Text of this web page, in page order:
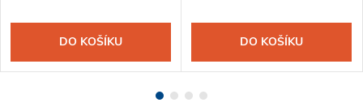
DO KOŠÍKU DO KOŠÍKU